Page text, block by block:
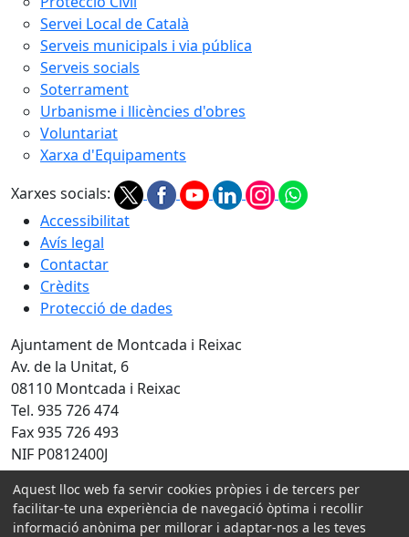
Servei Local de Català
Serveis municipals i via pública
Serveis socials
Soterrament
Urbanisme i llicències d'obres
Voluntariat
Xarxa d'Equipaments
Xarxes socials:
Accessibilitat
Avís legal
Contactar
Crèdits
Protecció de dades
Ajuntament de Montcada i Reixac
Av. de la Unitat, 6
08110 Montcada i Reixac
Tel. 935 726 474
Fax 935 726 493
NIF P0812400J
Amb la col·laboració de:
Aquest lloc web fa servir cookies pròpies i de tercers per
facilitar-te una experiència de navegació òptima i recollir
informació anònima per millorar i adaptar-nos a les teves